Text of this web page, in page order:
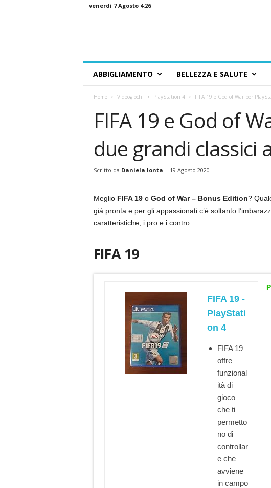
venerdì 7 Agosto 4:26
i
ABBIGLIAMENTO BELLEZZA E SALUTE
Home Videogiochi PlayStation 4 FIFA 19 e God of War per
FIFA 19 e God of
due grandi classici
Scritto da Daniela Ionta - 19 Agosto 2020
Meglio FIFA 19 oGod of War – Bonus Edition?
già pronta e per gli appassionati c’è soltanto
caratteristiche, i pro e i contro.
FIFA 19
FIFA 19 -
PlayStati
on 4
FIFA 19
offre
funzional
ità di
gioco
che ti
permetto
no di
controllar
e che
avviene
in campo